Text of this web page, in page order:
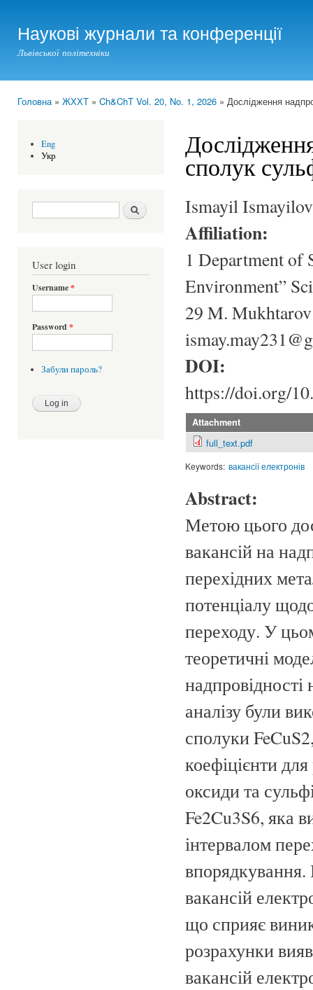
Наукові журнали та конференції
Львівської політехніки
Головна» ЖХХТ » Ch&ChT Vol. 20, No. 1, 2026 » Дослідження
Eng
Укр
Search form Шукати
User login
Username*
Password *
Забули пароль?
сполук
Ismayil
Affiliation:
1 Department of
Environment”
29 M.
DOI:
https://doi.org/
Attachment
full_text.pdf
Keywords: вакансії електронів
Abstract:
Метою цього
вакансій на
перехідних
потенціалу
переходу. У
теоретичні
надпровідності
аналізу були
сполуки
коефіцієнти
оксиди та
Fe2Cu3S6, яка
інтервалом
впорядкування.
вакансій
що сприяє
розрахунки
вакансій